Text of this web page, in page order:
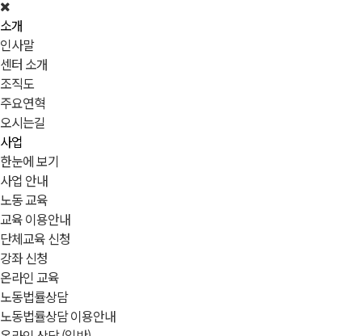
소개
인사말
센터 소개
조직도
주요연혁
오시는길
사업
한눈에 보기
사업 안내
노동 교육
교육 이용안내
단체교육 신청
강좌 신청
온라인 교육
노동법률상담
노동법률상담 이용안내